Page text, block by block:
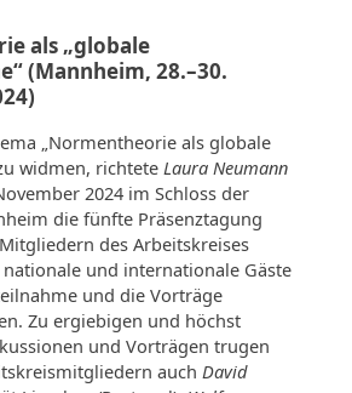
als „globale
(Mannheim, 28.–30.
„Normentheorie als globale
widmen, richtete Laura Neumann
2024 im Schloss der
die fünfte Präsenztagung
des Arbeitskreises
und internationale Gäste
und die Vorträge
Zu ergiebigen und höchst
und Vorträgen trugen
auch David